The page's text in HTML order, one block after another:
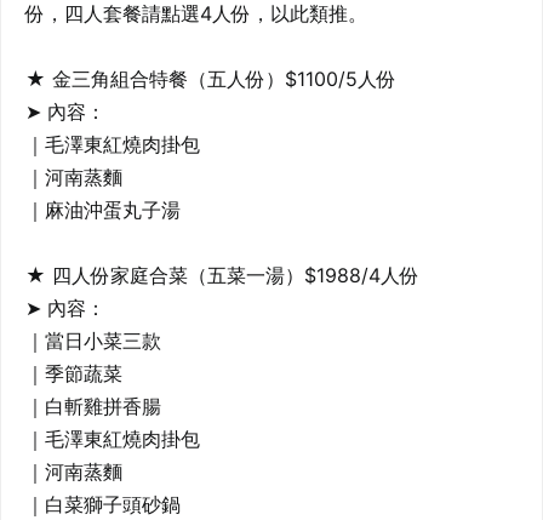
份，四人套餐請點選4人份，以此類推。
★ 金三角組合特餐（五人份）$1100/5人份
➤ 內容：
｜毛澤東紅燒肉掛包
｜河南蒸麵
｜麻油沖蛋丸子湯
★ 四人份家庭合菜（五菜一湯）$1988/4人份
➤ 內容：
｜當日小菜三款
｜季節蔬菜
｜白斬雞拼香腸
｜毛澤東紅燒肉掛包
｜河南蒸麵
｜白菜獅子頭砂鍋